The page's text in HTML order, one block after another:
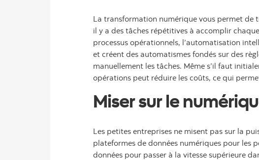
La transformation numérique vous permet de
il y a des tâches répétitives à accomplir
processus opérationnels, l’automatisation
et créent des automatismes fondés sur des
manuellement les tâches. Même s’il faut
opérations peut réduire les coûts, ce qui
Miser sur le
Les petites entreprises ne misent pas sur la
plateformes de données numériques pour les
données pour passer à la vitesse supérieure